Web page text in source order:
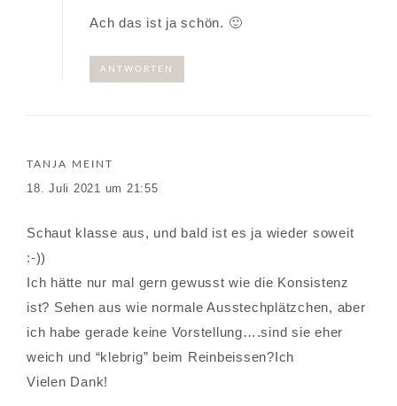
Ach das ist ja schön. 🙂
ANTWORTEN
TANJA MEINT
18. Juli 2021 um 21:55
Schaut klasse aus, und bald ist es ja wieder soweit
:-))
Ich hätte nur mal gern gewusst wie die Konsistenz
ist? Sehen aus wie normale Ausstechplätzchen, aber
ich habe gerade keine Vorstellung….sind sie eher
weich und “klebrig” beim Reinbeissen?Ich
Vielen Dank!